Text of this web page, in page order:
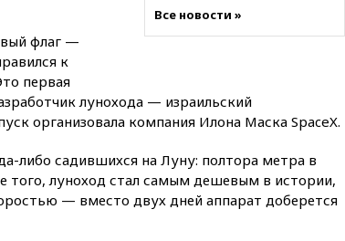
14:14Роспотребнадзор
Глава Тувы включил
сенатора Нарусову в список
кандидатов в Совфед
13:57Wildberries запустит
программу по открытию
партнерских хабов
Все новости »
флаг —
к
первая
лунохода — израильский
организовала компания Илона Маска SpaceX.
либо садившихся на Луну: полтора метра в
того, луноход стал самым дешевым в истории,
— вместо двух дней аппарат доберется